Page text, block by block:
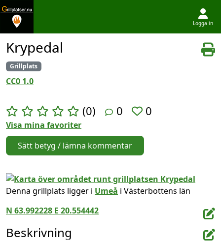
Logga in
Krypedal
Grillplats
CC0 1.0
(0) 0 0
Visa mina favoriter
Sätt betyg / lämna kommentar
Denna grillplats ligger i Umeå i Västerbottens län
N 63.992228 E 20.554442
Beskrivning